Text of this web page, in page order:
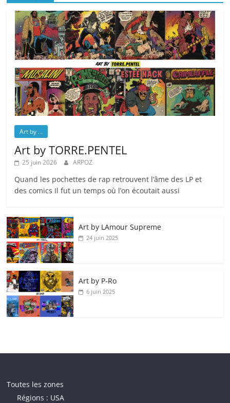
Art by ...
Art by TORRE.PENTEL
25 juin 2026 ARPOZ
Quand les pochettes de rap retrouvent l’âme des LP et
des comics Il fut un temps où l’on écoutait aussi
Art by LAmour Supreme
24 juin 2025
Art by P‑Ro
6 juin 2025
Toutes les zones
Régions : USA